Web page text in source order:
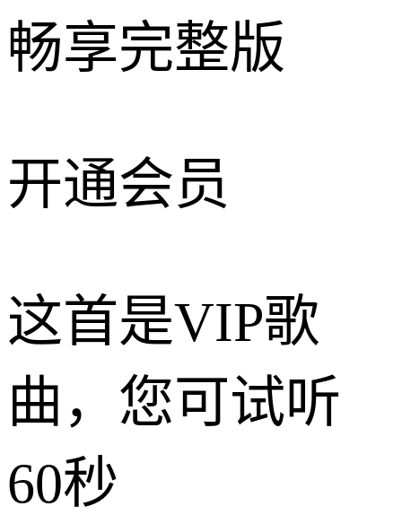
畅享完整版
开通会员
这首是VIP歌
曲，您可试听
60秒